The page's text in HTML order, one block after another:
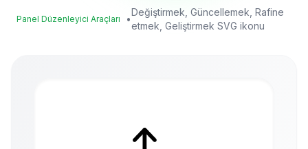
Panel Düzenleyici Araçları •
Değiştirmek, Güncellemek, Rafine
etmek, Geliştirmek SVG ikonu